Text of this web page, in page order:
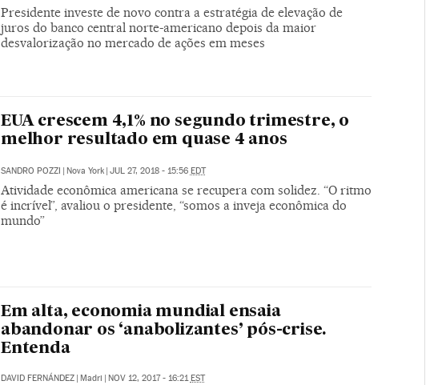
Presidente investe de novo contra a estratégia de elevação de
juros do banco central norte-americano depois da maior
desvalorização no mercado de ações em meses
EUA crescem 4,1% no segundo trimestre, o
melhor resultado em quase 4 anos
SANDRO POZZI | Nova York | JUL 27, 2018 - 15:56 EDT
Atividade econômica americana se recupera com solidez. “O ritmo
é incrível”, avaliou o presidente, “somos a inveja econômica do
mundo”
Em alta, economia mundial ensaia
abandonar os ‘anabolizantes’ pós-crise.
Entenda
DAVID FERNÁNDEZ Madri NOV 12, 2017 - 16:21 EST